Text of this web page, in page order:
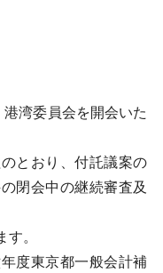
湾委員会を開会いた
とおり、付託議案の
閉会中の継続審査及
。
度東京都一般会計補